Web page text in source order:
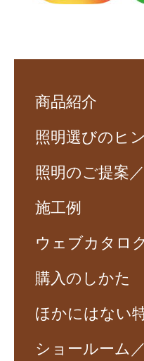
商品紹介
照明選びのヒ
照明のご提案
施工例
ウェブカタロ
購入のしかた
ほかにはない
ショールーム